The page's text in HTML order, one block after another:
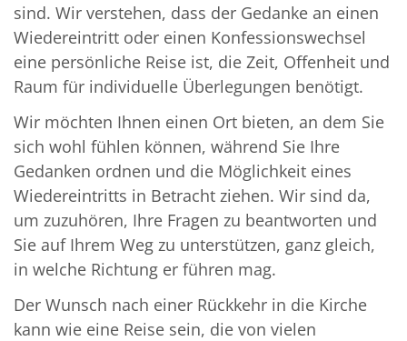
sind. Wir verstehen, dass der Gedanke an einen
Wiedereintritt oder einen Konfessionswechsel
eine persönliche Reise ist, die Zeit, Offenheit und
Raum für individuelle Überlegungen benötigt.
Wir möchten Ihnen einen Ort bieten, an dem Sie
sich wohl fühlen können, während Sie Ihre
Gedanken ordnen und die Möglichkeit eines
Wiedereintritts in Betracht ziehen. Wir sind da,
um zuzuhören, Ihre Fragen zu beantworten und
Sie auf Ihrem Weg zu unterstützen, ganz gleich,
in welche Richtung er führen mag.
Der Wunsch nach einer Rückkehr in die Kirche
kann wie eine Reise sein, die von vielen